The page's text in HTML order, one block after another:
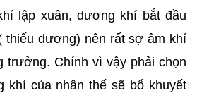
lập xuân, dương khí bắt đầu
thiếu dương) nên rất sợ âm khí
trưởng. Chính vì vậy phải chọn
khí của nhân thế sẽ bổ khuyết